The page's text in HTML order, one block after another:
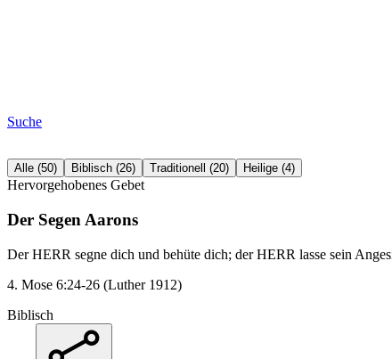
Suche
Alle (50) Biblisch (26) Traditionell (20) Heilige (4)
Hervorgehobenes Gebet
Der Segen Aarons
Der HERR segne dich und behüte dich; der HERR lasse sein
4. Mose 6:24-26 (Luther 1912)
Biblisch